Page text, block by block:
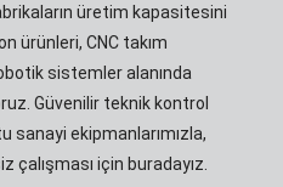
üretim kapasitesini
ürünleri, CNC takım
sistemler alanında
Güvenilir teknik kontrol
ekipmanlarımızla,
çalışması için buradayız.